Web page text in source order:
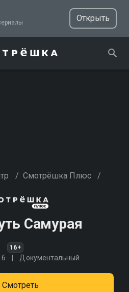
фильмы и сериалы
Открыть
/ Смотрёшка Плюс /
Самурая
16+
Документальный
Смотреть